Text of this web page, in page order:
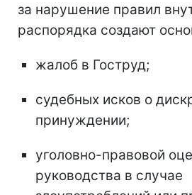
за нарушение правил
распорядка создают
жалоб в Гоструд;
судебных исков о
принуждении;
уголовно-правовой
руководства в случае